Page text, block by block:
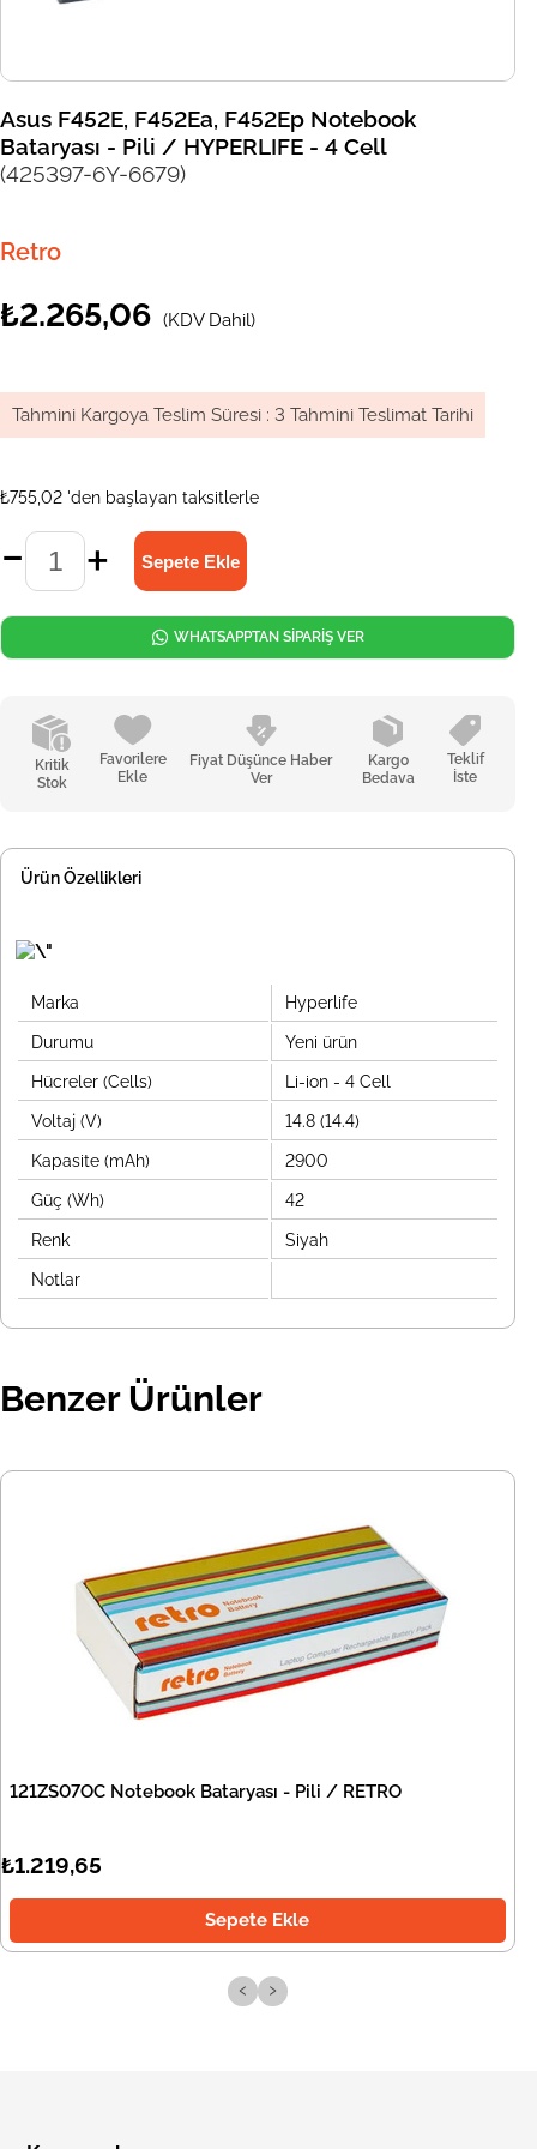
Asus F452E, F452Ea, F452Ep Notebook
Bataryası - Pili / HYPERLIFE - 4 Cell
(425397-6Y-6679)
Retro
₺2.265,06 (KDV Dahil)
Tahmini Kargoya Teslim Süresi : 3 Tahmini Teslimat Tarihi
₺755,02 'den başlayan taksitlerle
Kritik
Stok
Favorilere
Ekle
Fiyat Düşünce Haber
Ver
Kargo
Bedava
Teklif
İste
WHATSAPPTAN SİPARİŞ VER
Ürün Özellikleri
Marka Hyperlife
Durumu Yeni ürün
Hücreler (Cells) Li-ion - 4 Cell
Voltaj (V) 14.8 (14.4)
Kapasite (mAh) 2900
Güç (Wh) 42
Renk Siyah
Notlar
Benzer Ürünler
121ZS07OC Notebook Bataryası - Pili / RETRO
₺1.219,65
Sepete Ekle
‹ ›